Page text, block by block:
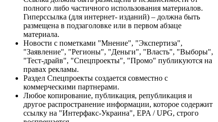
полного либо частичного использования материалов.
Гиперссылка (для интернет- изданий) – должна быть
размещена в подзаголовке или в первом абзаце
материала.
Новости с пометками "Мнение", "Экспертиза",
"Заявление", "Регионы", "Деньги", "Власть", "Выборы",
"Тест-драйв", "Спецпроекты", "Промо" публикуются на
правах рекламы.
Раздел Спецпроекты создается совместно с
коммерческими партнерами.
Любое копирование, публикация, републикация и
другое распространение информации, которое содержит
ссылку на "Интерфакс-Украина", EPA / UPG, строго